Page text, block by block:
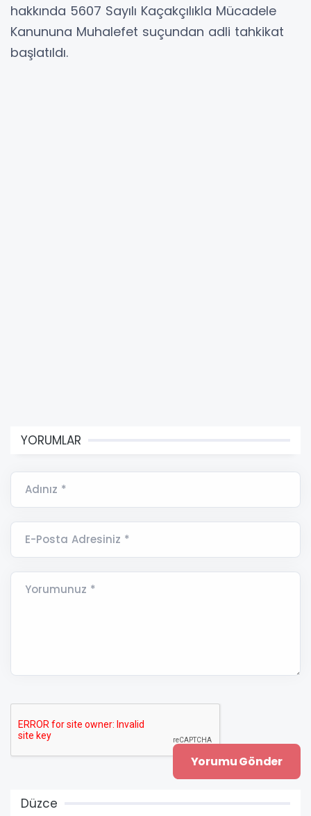
hakkında 5607 Sayılı Kaçakçılıkla Mücadele
Kanununa Muhalefet suçundan adli tahkikat
başlatıldı.
YORUMLAR
Adınız *
E-Posta Adresiniz *
Yorumunuz *
Düzce